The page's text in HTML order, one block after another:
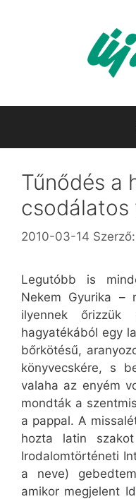
Tűnődés a
csodálatos
2010-03-14 Szerző:
Legutóbb is
Nekem Gyurika –
ilyennek őrizzük
hagyatékából egy
bőrkötésű,
könyvecskére, s
valaha az enyém
mondták a
a pappal. A
hozta latin
Irodalomtörténeti
a neve)
amikor megjelent